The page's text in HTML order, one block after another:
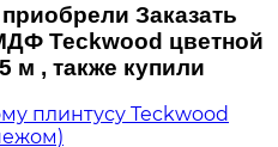
Заказать
Teckwood цветной
м , также купили